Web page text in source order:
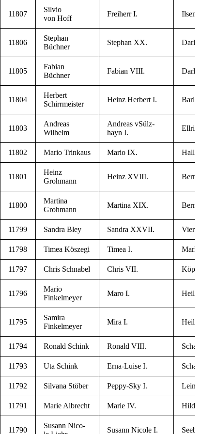
11807
Sil­vio
von Hoff
Frei­herr I. Ilsen­burg
11806
Stephan
Büchner
Stephan XX.
11805
Fabi­an
Büchner
Fabi­an VIII.
11804
Her­bert
Schirrmeister
Heinz Her­bert I. Bar­le­ben
11803
Andre­as
Wilhelm
Andre­as vSülz­
hayn I.
Ell­rich
11802 Mario Trinkaus Mario IX. Hal­le
11801
Heinz
Grohmann
Heinz XVIII. Bern­burg
11800
Mar­ti­na
Grohmann
Mar­ti­na XIX. Bern­burg
11799 San­dra Bley San­dra XXVII. Vier­sen
11798 Timea Köszegi Timea I.
11797 Chris Schnabel Chris VII. Köpe­nick
11796
Mario
Finkelmeyer
Maro I.
11795
Sami­ra
Finkelmeyer
Mira I.
11794 Ronald Schink Ronald VIII.
11793 Uta Schink Erna-Lui­se I.
11792 Sil­va­na Stöber Pep­py-Sky I. Lei­ne­fel­de
11791 Marie Albrecht Marie IV. Hil­des­heim
11790
Susann Nico­
Susann Nico­le I. See­burg